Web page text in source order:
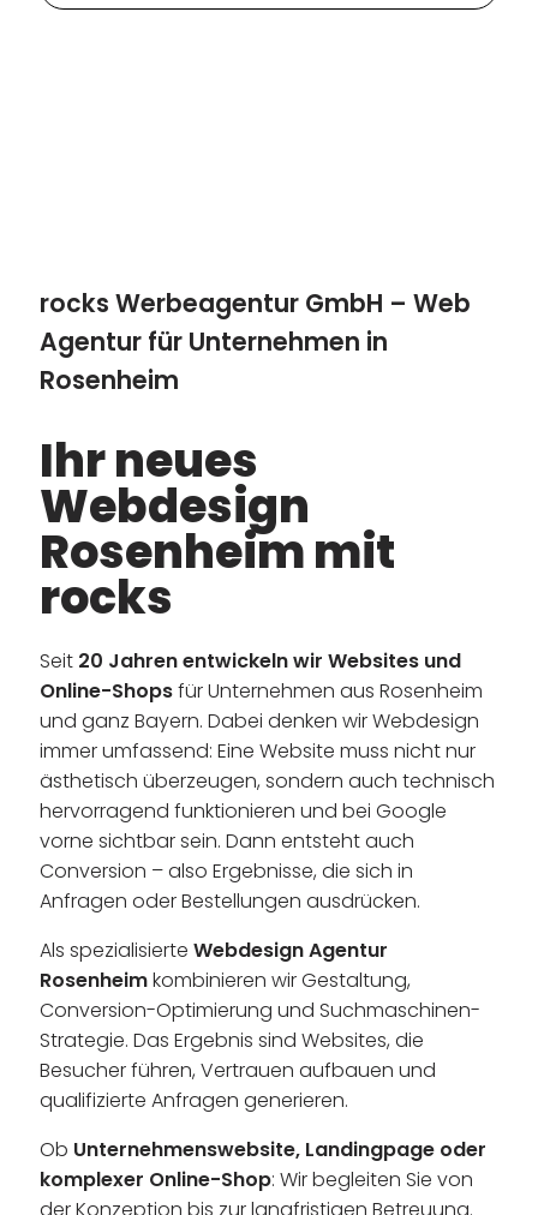
rocks Werbeagentur GmbH – Web
Agentur für Unternehmen in
Rosenheim
Ihr neues
Webdesign
Rosenheim mit
rocks
Seit 20 Jahren entwickeln wir Websites und
Online-Shopsfür Unternehmen aus Rosenheim
und ganz Bayern. Dabei denken wir Webdesign
immer umfassend: Eine Website muss nicht nur
ästhetisch überzeugen, sondern auch technisch
hervorragend funktionieren und bei Google
vorne sichtbar sein. Dann entsteht auch
Conversion – also Ergebnisse, die sich in
Anfragen oder Bestellungen ausdrücken.
Als spezialisierte Webdesign Agentur
Rosenheimkombinieren wir Gestaltung,
Conversion-Optimierung und Suchmaschinen-
Strategie. Das Ergebnis sind Websites, die
Besucher führen, Vertrauen aufbauen und
qualifizierte Anfragen generieren.
Ob Unternehmenswebsite, Landingpage oder
komplexer Online-Shop: Wir begleiten Sie von